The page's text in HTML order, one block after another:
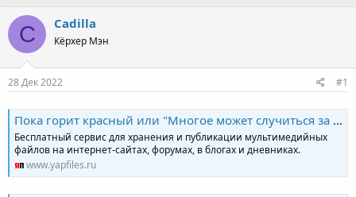
т
о
р
м
т
н
а
C Cadilla
Кёрхер Мэн
28 Дек 2022 #1
Пока горит красный или "Многое может случиться за одну минуту"
Бесплатный сервис для хранения и публикации мультимедийных
файлов на интернет-сайтах, форумах, в блогах и дневниках.
www.yapfiles.ru